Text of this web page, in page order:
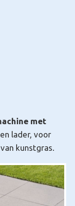
met
lader, voor
kunstgras.